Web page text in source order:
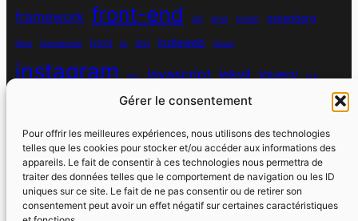
Gérer le consentement
Pour offrir les meilleures expériences, nous utilisons des technologies
telles que les cookies pour stocker et/ou accéder aux informations des
appareils. Le fait de consentir à ces technologies nous permettra de
traiter des données telles que le comportement de navigation ou les ID
uniques sur ce site. Le fait de ne pas consentir ou de retirer son
consentement peut avoir un effet négatif sur certaines caractéristiques
framework front-end git grid growl gutenberg
hike homebrew html ia ifttt indieweb input
instagram ios javascript jekyll jquery jsx
masonry media queries mysql navigation
personnel php pixel plugin print
programmation objet python quotes react regex responsive run